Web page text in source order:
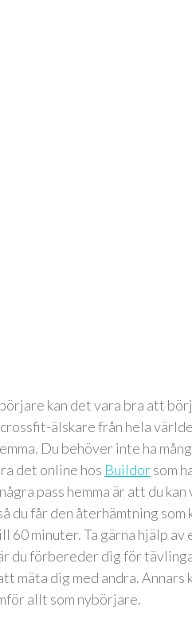
kan det vara bra att
älskare från hela
Du behöver inte ha
det online hos Buildorsom
pass hemma är att du kan
du får den återhämtning som
minuter. Ta gärna hjälp av
du förbereder dig för
mäta dig med andra. Annars
allt som nybörjare.